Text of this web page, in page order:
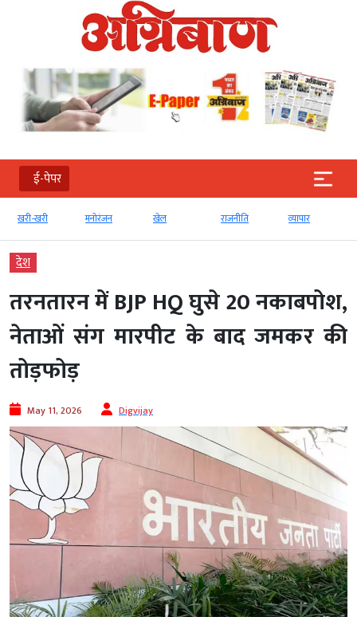
ई-पेपर
खरी-खरी मनोरंजन खेल राजनीति व्‍यापार
देश
तरनतारन में BJP HQ घुसे 20 नकाबपोश,
नेताओं संग मारपीट के बाद जमकर की
तोड़फोड़
May 11, 2026 Digvijay